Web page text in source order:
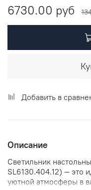
6730.00 руб
Добавить в
Описание
Светильник
SL6130.404.12) — это
уютной атмосферы в